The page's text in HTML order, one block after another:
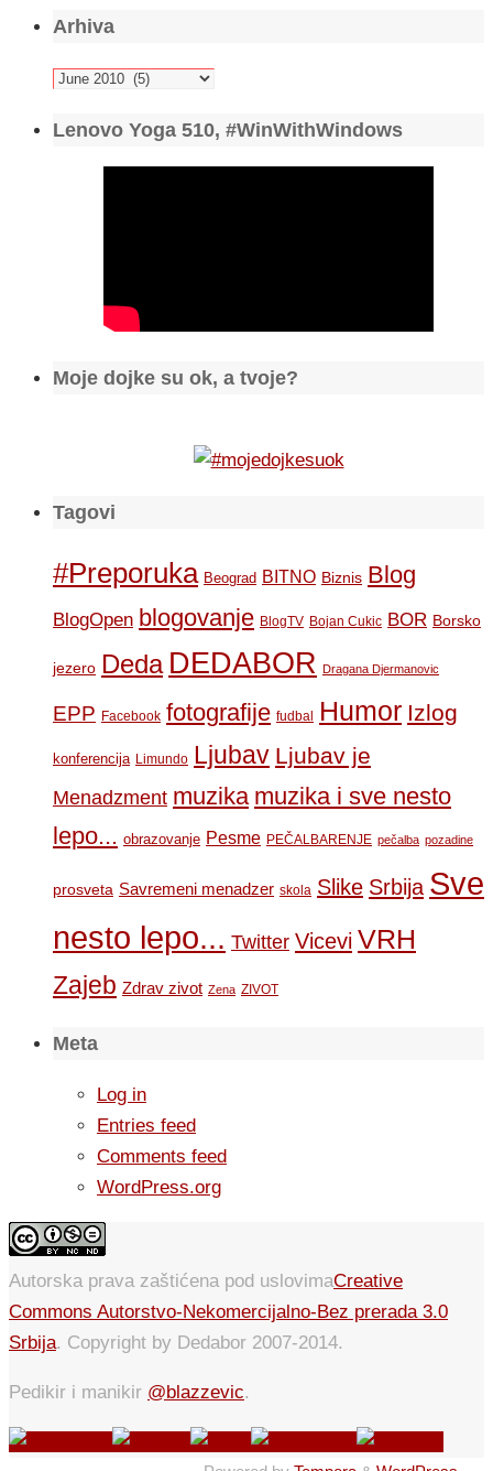
Arhiva
Arhiva
Lenovo Yoga 510, #WinWithWindows
Moje dojke su ok, a tvoje?
Tagovi
#Preporuka Beograd BITNO Biznis Blog
BlogOpen blogovanje BlogTV Bojan Cukic BOR Borsko
jezero Deda DEDABOR Dragana Djermanovic
EPP Facebook fotografije fudbal Humor Izlog
konferencija Limundo Ljubav Ljubav je
Menadzment muzika muzika i sve nesto
lepo... obrazovanje Pesme PEČALBARENJE pečalba pozadine
prosveta Savremeni menadzer skola Slike Srbija Sve
nesto lepo... Twitter Vicevi VRH
Zajeb Zdrav zivot Zena ZIVOT
Meta
Log in
Entries feed
Comments feed
WordPress.org
Autorska prava zaštićena pod uslovimaCreative
Commons Autorstvo-Nekomercijalno-Bez prerada 3.0
Srbija. Copyright by Dedabor 2007-2014.
Pedikir i manikir @blazzevic.